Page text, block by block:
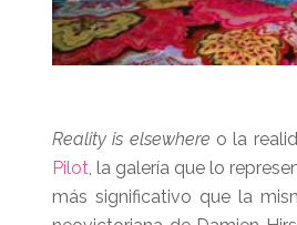
Reality is elsewhere o la
Pilot, la galería que lo
más significativo que la